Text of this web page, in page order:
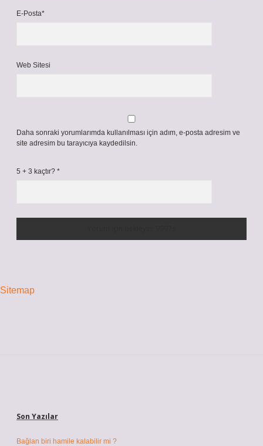
E-Posta*
Web Sitesi
Daha sonraki yorumlarımda kullanılması için adım, e-posta adresim ve
site adresim bu tarayıcıya kaydedilsin.
5 + 3 kaçtır? *
Sitemap
Son Yazılar
Bağlan biri hamile kalabilir mi ?